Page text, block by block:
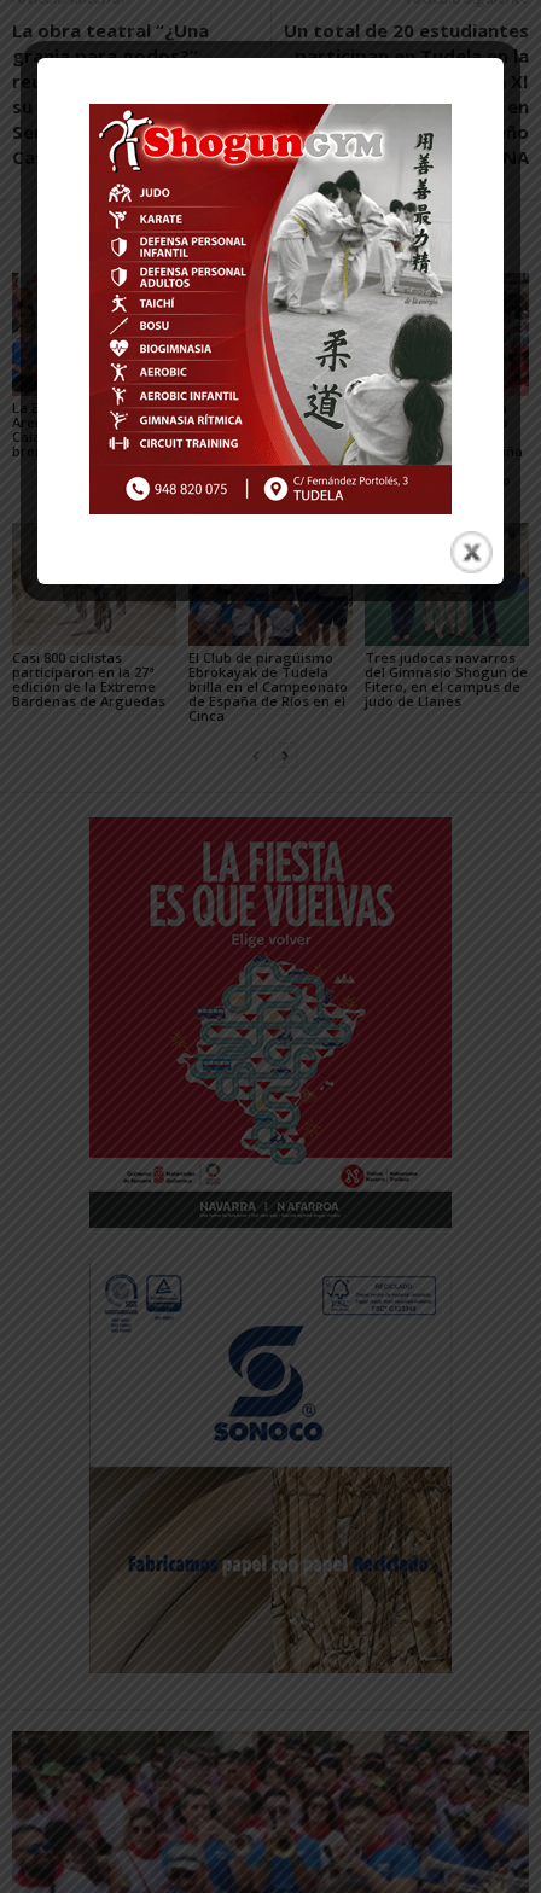
La obra teatral “¿Una
granja para godos?”
reunió a 350 personas en
su estreno en la XIX
Semana Romana de
Cascante
Un total de 20 estudiantes
participan en Tudela en la
graduación de la XI
promoción del Grado en
Ingeniería en Diseño
Mecánico de la UPNA
Artículos relacionados Más del autor
La Escuela del Triatlón
Arenas regresa de
Calahorra con dos
bronces nacionales
César Monasterio será
el entrenador del C.D.
Tudelano: «Queremos
un equipo que ilusione y
vaya a por los partidos»
El SDR Arenas supera
con éxito el gran reto
organizativo del
Campeonato de España
de Triatlón de Edad
Escolar y del XXV Reto
Casi 800 ciclistas
participaron en la 27ª
edición de la Extreme
Bardenas de Arguedas
El Club de piragüismo
Ebrokayak de Tudela
brilla en el Campeonato
de España de Ríos en el
Cinca
Tres judocas navarros
del Gimnasio Shogun de
Fitero, en el campus de
judo de Llanes